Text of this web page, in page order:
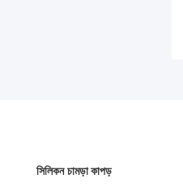
সিলিকন চামড়া কাপড়